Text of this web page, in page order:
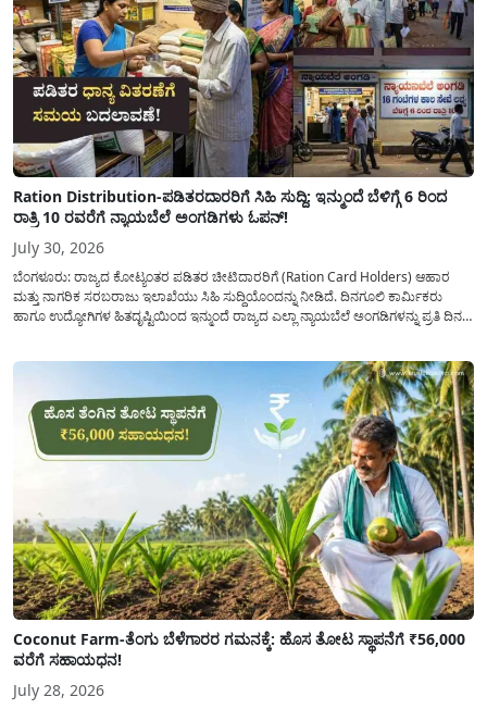
Ration Distribution-ಪಡಿತರದಾರರಿಗೆ ಸಿಹಿ ಸುದ್ದಿ: ಇನ್ಮುಂದೆ ಬೆಳಿಗ್ಗೆ 6 ರಿಂದ
ರಾತ್ರಿ 10 ರವರೆಗೆ ನ್ಯಾಯಬೆಲೆ ಅಂಗಡಿಗಳು ಓಪನ್!
July 30, 2026
ಬೆಂಗಳೂರು: ರಾಜ್ಯದ ಕೋಟ್ಯಂತರ ಪಡಿತರ ಚೀಟಿದಾರರಿಗೆ (Ration Card Holders) ಆಹಾರ
ಮತ್ತು ನಾಗರಿಕ ಸರಬರಾಜು ಇಲಾಖೆಯು ಸಿಹಿ ಸುದ್ದಿಯೊಂದನ್ನು ನೀಡಿದೆ. ದಿನಗೂಲಿ ಕಾರ್ಮಿಕರು
ಹಾಗೂ ಉದ್ಯೋಗಿಗಳ ಹಿತದೃಷ್ಟಿಯಿಂದ ಇನ್ಮುಂದೆ ರಾಜ್ಯದ ಎಲ್ಲಾ ನ್ಯಾಯಬೆಲೆ ಅಂಗಡಿಗಳನ್ನು ಪ್ರತಿ ದಿನ
Coconut Farm-ತೆಂಗು ಬೆಳೆಗಾರರ ಗಮನಕ್ಕೆ: ಹೊಸ ತೋಟ ಸ್ಥಾಪನೆಗೆ ₹56,000
ವರೆಗೆ ಸಹಾಯಧನ!
July 28, 2026